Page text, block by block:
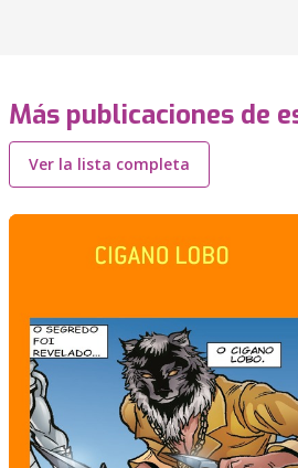
Más publicaciones de
Ver la lista completa